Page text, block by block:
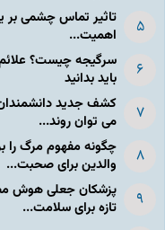
تاثیر تماس چشمی بر
اهمیت...
سرگیجه چیست؟
باید بدانید
کشف جدید
می توان روند...
چگونه مفهوم مرگ را
والدین برای صحبت...
پزشکان جعلی هوش
تازه برای سلامت...